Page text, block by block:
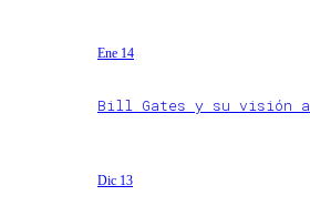
Ene 14
Bill Gates y su visión
Dic 13